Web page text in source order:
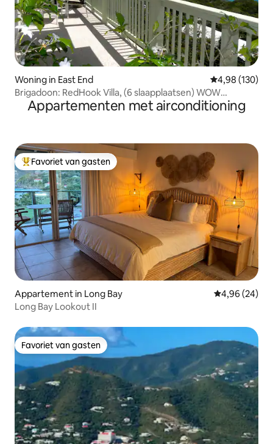
Woning in East End Gemiddelde
4,98 (130)
Brigadoon: RedHook Villa, (6 slaapplaatsen) WOW
UITZICHT!
Appartementen met airconditioning
Topfavoriet van gasten
Favoriet van gasten
Appartement in Long Bay Gemiddelde
4,96 (24)
Long Bay Lookout II
Favoriet van gasten
Favoriet van gasten